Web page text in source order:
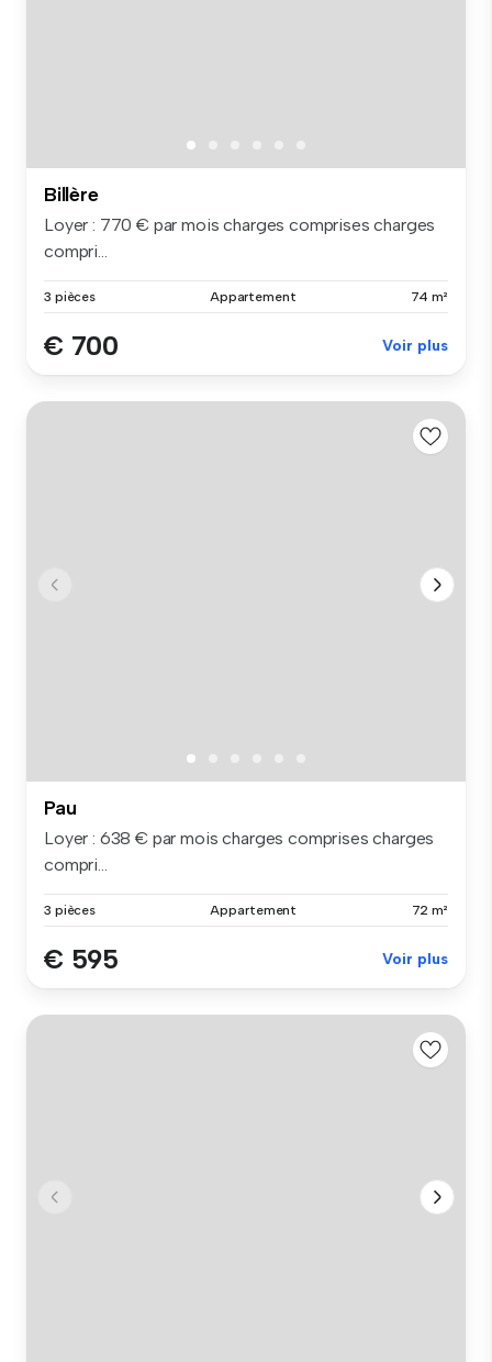
Billère
Loyer : 770 € par mois charges comprises charges
compri...
3 pièces Appartement 74 m²
€ 700 Voir plus
Pau
Loyer : 638 € par mois charges comprises charges
compri...
3 pièces Appartement 72 m²
€ 595 Voir plus